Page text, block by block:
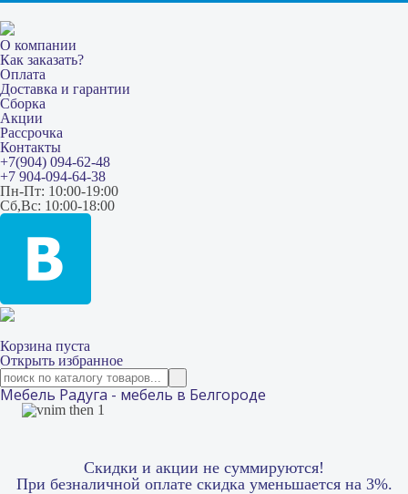
О компании
Как заказать?
Оплата
Доставка и гарантии
Сборка
Акции
Рассрочка
Контакты
+7(904) 094-62-48
+7 904-094-64-38
Пн-Пт: 10:00-19:00
Сб,Вс: 10:00-18:00
Корзина пуста
Открыть избранное
Мебель Радуга - мебель в Белгороде
Скидки и акции не суммируются!
При безналичной оплате скидка уменьшается на 3%.